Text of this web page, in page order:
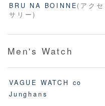
BRU NA BOINNE(アクセ
サリー)
Men's Watch
VAGUE WATCH co
Junghans